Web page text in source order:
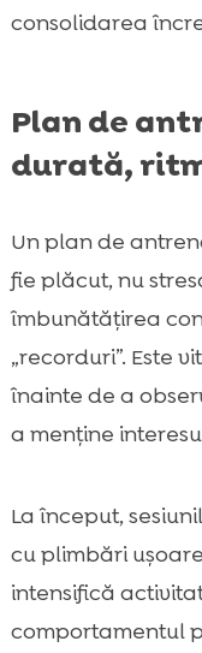
consolidarea
Plan de
durată,
Un plan de
fie plăcut, nu
îmbunătățirea
„recorduri”. Este
înainte de a
a menține
La început,
cu plimbări
intensifică
comportamentul